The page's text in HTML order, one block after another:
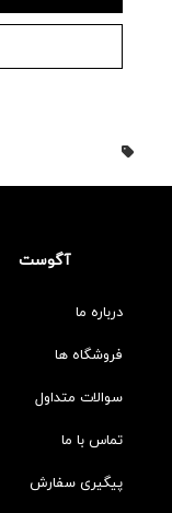
آگوست
درباره ما
فروشگاه ها
سوالات متداول
تماس با ما
پیگیری سفارش